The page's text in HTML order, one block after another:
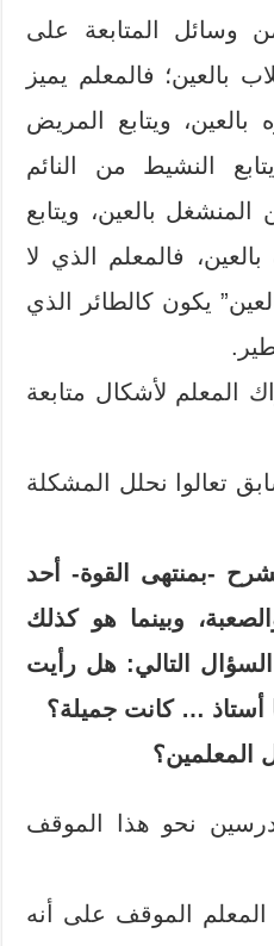
وسائل المتابعة على
بالعين؛ فالمعلم يميز
بالعين، ويتابع المريض
النشيط من النائم
المنشغل بالعين، ويتابع
فالمعلم الذي لا
يكون كالطائر الذي
المعلم لأشكال متابعة
تعالوا نحلل المشكلة
-بمنتهى القوة- أحد
وبينما هو كذلك
التالي: هل رأيت
أستاذ … كانت جميلة؟
المعلمين؟
نحو هذا الموقف
الموقف على أنه